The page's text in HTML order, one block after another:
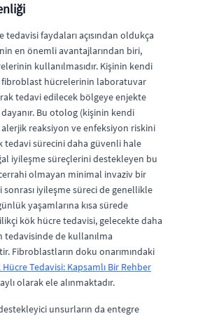
faydaları açısından oldukça
en önemli avantajlarından biri,
kullanılmasıdır. Kişinin kendi
fibroblast hücrelerinin laboratuvar
tedavi edilecek bölgeye enjekte
Bu otolog (kişinin kendi
alerjik reaksiyon ve enfeksiyon riskini
tedavi sürecini daha güvenli hale
iyileşme süreçlerini destekleyen bu
olmayan minimal invaziv bir
iyileşme süreci de genellikle
yaşamlarına kısa sürede
kök hücre tedavisi, gelecekte daha
tedavisinde de kullanılma
Fibroblastların doku onarımındaki
Tedavisi: Kapsamlı Bir Rehber
olarak ele alınmaktadır.
unsurların da entegre